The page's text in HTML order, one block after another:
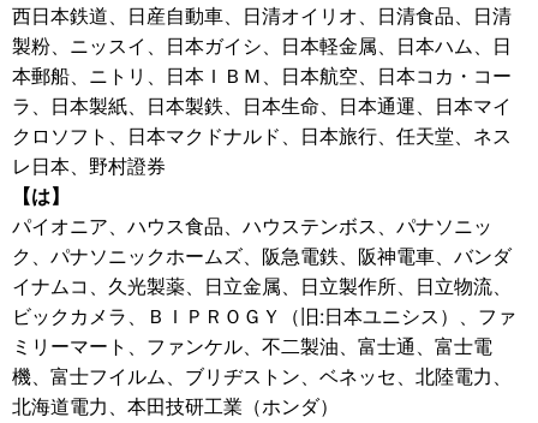
西日本鉄道、日産自動車、日清オイリオ、日清食品、日清
製粉、ニッスイ、日本ガイシ、日本軽金属、日本ハム、日
本郵船、ニトリ、日本ＩＢＭ、日本航空、日本コカ・コー
ラ、日本製紙、日本製鉄、日本生命、日本通運、日本マイ
クロソフト、日本マクドナルド、日本旅行、任天堂、ネス
レ日本、野村證券
【は】
パイオニア、ハウス食品、ハウステンボス、パナソニッ
ク、パナソニックホームズ、阪急電鉄、阪神電車、バンダ
イナムコ、久光製薬、日立金属、日立製作所、日立物流、
ビックカメラ、ＢＩＰＲＯＧＹ（旧:日本ユニシス）、ファ
ミリーマート、ファンケル、不二製油、富士通、富士電
機、富士フイルム、ブリヂストン、ベネッセ、北陸電力、
北海道電力、本田技研工業（ホンダ）